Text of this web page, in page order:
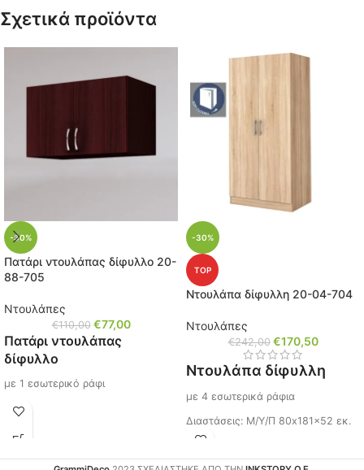
Χρώμα: Oak Sonoma
Κωδικός: 20-04-700
20-04-704),
τετράφυλλη ντουλάπα(
Παραδίδεται
συναρμολόγησης
Παραδίδεται και συναρμολογημένο
με επιβάρυνση 20,00€
πατήστε τον κωδικό
(10-04-005
Σχετικά προϊόντα
-30%
Πατάρι ντουλάπας δίφυλλο 20-
88-705
Ντουλάπες
€110,00 €77,00
Πατάρι ντουλάπας
δίφυλλο
με 1 εσωτερικό ράφι
Για ντουλάπα (
Διαστάσεις: Μ/Υ/Π 80x50x52 εκ.
Χρώμα: Wenge Amber
-30%
TOP
Ντουλάπα δίφυλλη 20-04-704
Ντουλάπες
€242,00 €170,50
Ντουλάπα δίφυλλη
με 4 εσωτερικά ράφια
Διαστάσεις: Μ/Υ/Π 80x181x52 εκ.